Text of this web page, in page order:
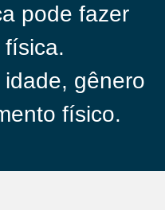
pode fazer
gênero
físico.